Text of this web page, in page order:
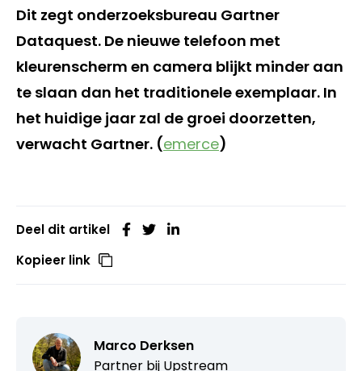
Dit zegt onderzoeksbureau Gartner
Dataquest. De nieuwe telefoon met
kleurenscherm en camera blijkt minder aan
te slaan dan het traditionele exemplaar. In
het huidige jaar zal de groei doorzetten,
verwacht Gartner. (emerce)
Deel dit artikel
Kopieer link
Marco Derksen
Partner bij Upstream